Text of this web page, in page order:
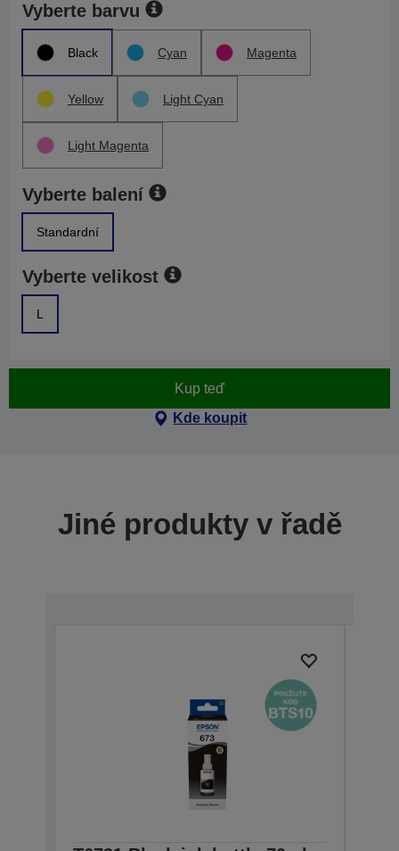
Vyberte barvu
Black Cyan Magenta
Yellow Light Cyan
Light Magenta
Vyberte balení
Standardní
Vyberte velikost
L
Kup teď
Kde koupit
Jiné produkty v řadě